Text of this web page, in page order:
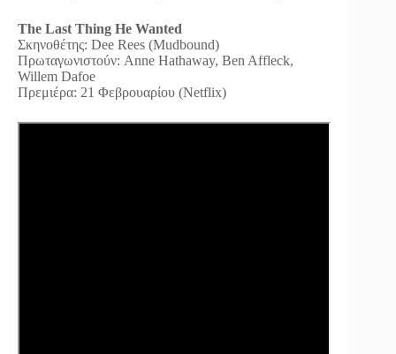
The Last Thing He Wanted
Σκηνοθέτης: Dee Rees (Mudbound)
Πρωταγωνιστούν: Anne Hathaway, Ben Affleck,
Willem Dafoe
Πρεμιέρα: 21 Φεβρουαρίου (Netflix)